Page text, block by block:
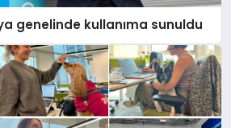
genelinde kullanıma sunuldu